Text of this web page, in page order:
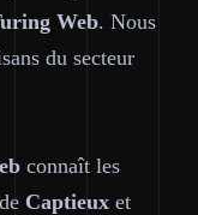
Web. Nous
du secteur
connaît les
Captieux et